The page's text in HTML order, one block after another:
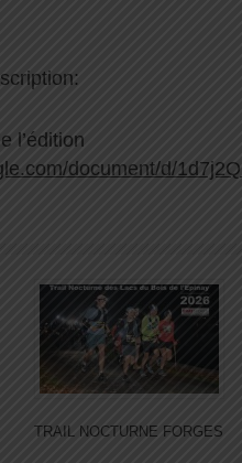
l’édition
document/d/
TRAIL NOCTURNE FORGES